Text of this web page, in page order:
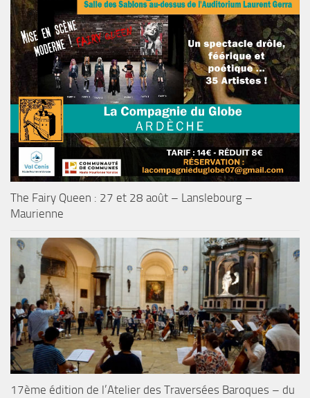
The Fairy Queen : 27 et 28 août – Lanslebourg –
Maurienne
17ème édition de l’Atelier des Traversées Baroques – du